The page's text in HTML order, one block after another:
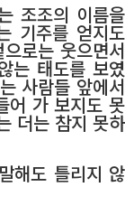
조조의 이름을
기주를 얻지도
로는 웃으면서
는 태도를 보였
사람들 앞에서
어 가 보지도 못
더는 참지 못하
해도 틀리지 않